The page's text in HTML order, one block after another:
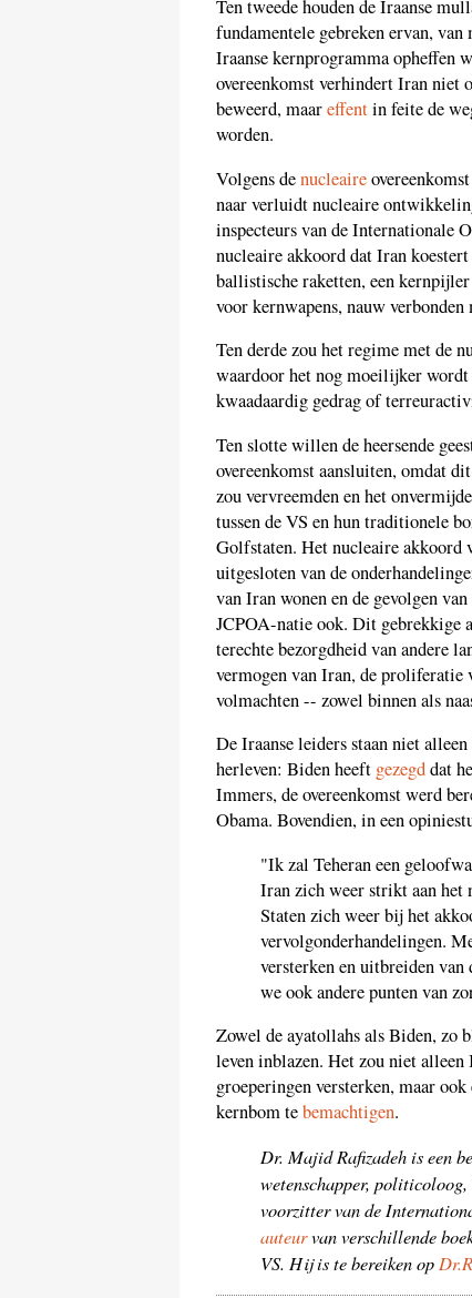
Ten tweede houden de Iraanse
fundamentele gebreken ervan, van
Iraanse kernprogramma opheffen
overeenkomst verhindert Iran niet
beweerd, maareffentin feite de
worden.
Volgens denucleaire
naar verluidt nucleaire
inspecteurs van de Internationale
nucleaire akkoord dat Iran
ballistische raketten, een
voor kernwapens, nauw
Ten derde zou het regime met de
waardoor het nog moeilijker
kwaadaardig gedrag of
Ten slotte willen de heersende
overeenkomst aansluiten, omdat
zou vervreemden en het
tussen de VS en hun traditionele
Golfstaten. Het nucleaire akkoord
uitgesloten van de
van Iran wonen en de gevolgen
JCPOA-natie ook. Dit gebrekkige
terechte bezorgdheid van andere
vermogen van Iran, de proliferatie
volmachten -- zowel binnen als
De Iraanse leiders staan niet
herleven: Biden heeft gezegddat
Immers, de overeenkomst werd
Obama. Bovendien, in een
"Ik zal Teheran een
Iran zich weer strikt aan het
Staten zich weer bij het
vervolgonderhandelingen.
versterken en uitbreiden
we ook andere punten van
Zowel de ayatollahs als Biden,
leven inblazen. Het zou niet
groeperingen versterken, maar
kernbom tebemachtigen.
Dr. Majid Rafizadeh is een
wetenschapper,
voorzitter van de
auteurvan verschillende
VS. Hij is te bereiken op